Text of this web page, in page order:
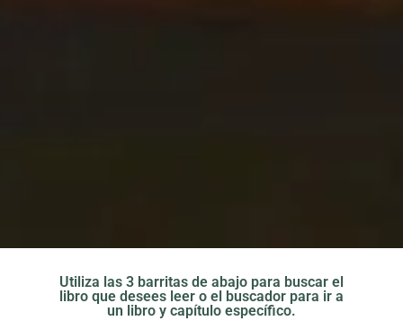
Utiliza las 3 barritas de abajo para buscar el
libro que desees leer o el buscador para ir a
un libro y capítulo específico.